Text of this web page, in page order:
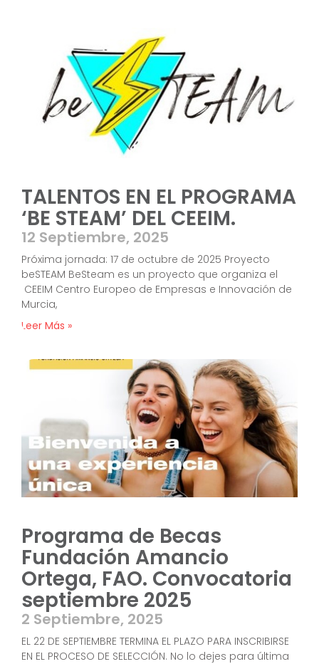
TALENTOS EN EL PROGRAMA
‘BE STEAM’ DEL CEEIM.
12 Septiembre, 2025
Próxima jornada: 17 de octubre de 2025 Proyecto
beSTEAM BeSteam es un proyecto que organiza el
CEEIM Centro Europeo de Empresas e Innovación de
Murcia,
Leer Más »
Programa de Becas
Fundación Amancio
Ortega, FAO. Convocatoria
septiembre 2025
2 Septiembre, 2025
EL 22 DE SEPTIEMBRE TERMINA EL PLAZO PARA INSCRIBIRSE
EN EL PROCESO DE SELECCIÓN. No lo dejes para última